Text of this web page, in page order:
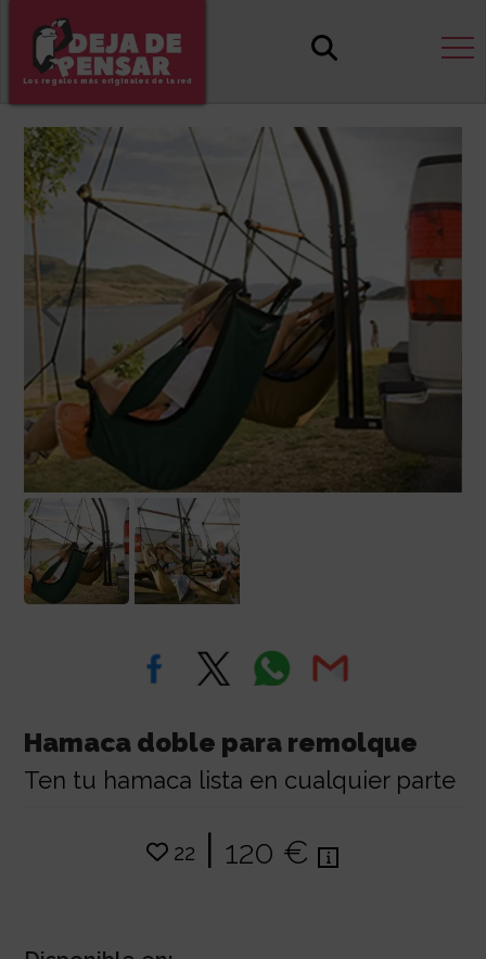
Los regalos más originales de la red
Hamaca doble para remolque
Ten tu hamaca lista en cualquier parte
22 | 120 €